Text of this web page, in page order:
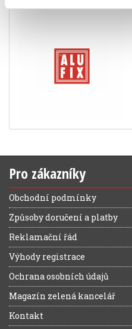
Pro zákazníky
Obchodní podmínky
Způsoby doručení a platby
Reklamační řád
Výhody registrace
Ochrana osobních údajů
Magazín zelená kancelář
Kontakt